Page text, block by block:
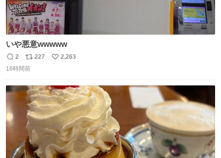
いや悪意wwwww
返
信
2
リ
ポ
ト
数
227
い
数
2,263
16時間前